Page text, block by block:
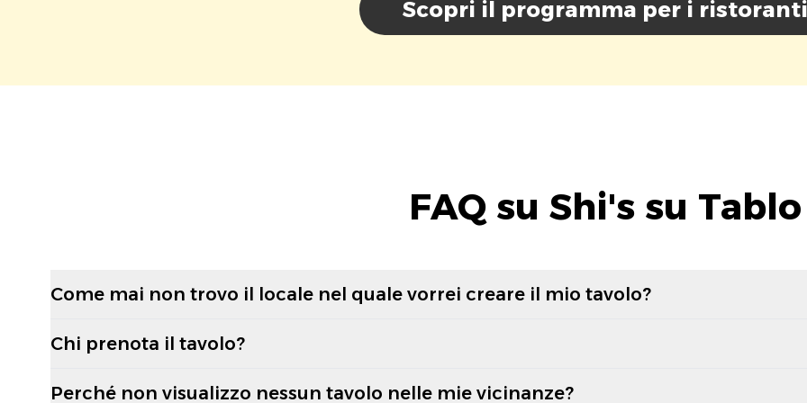
Scopri il programma per i ristoranti
FAQ su Shi's su Tablo
Come mai non trovo il locale nel quale vorrei creare il mio tavolo?
Chi prenota il tavolo?
Perché non visualizzo nessun tavolo nelle mie vicinanze?